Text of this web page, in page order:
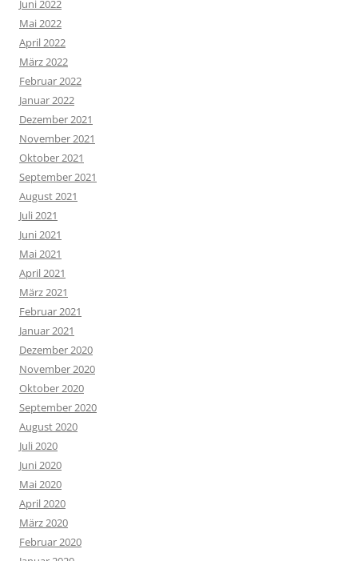
Juni 2022
Mai 2022
April 2022
März 2022
Februar 2022
Januar 2022
Dezember 2021
November 2021
Oktober 2021
September 2021
August 2021
Juli 2021
Juni 2021
Mai 2021
April 2021
März 2021
Februar 2021
Januar 2021
Dezember 2020
November 2020
Oktober 2020
September 2020
August 2020
Juli 2020
Juni 2020
Mai 2020
April 2020
März 2020
Februar 2020